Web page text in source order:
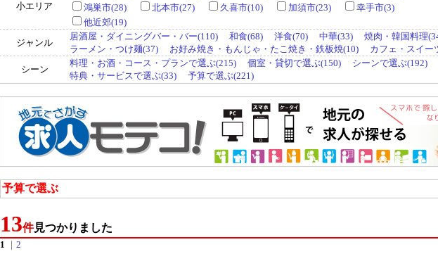
小エリア
鴻巣市(28)
北本市(27) 久喜市(10) 加須市(23)
幸手市(3)
他近郊(19)
ジャンル
居酒屋・ダイニングバー・バー(110) 和食(68) 洋食(70) 中華(33) 焼肉・韓国料理
ラーメン・つけ麺(37)
お好み焼き・もんじゃ・たこ焼き・鉄板焼(10)
カフェ・スイー
シーン
料理・お酒・コース・プランで選ぶ(215) 個室・貸切で選ぶ(150) シーンで選ぶ(192)
特典・サービスで選ぶ(33)
予算で選ぶ(221)
予算で選ぶ
13件見つかりました
1
｜ 2